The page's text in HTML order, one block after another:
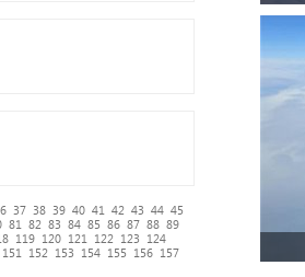
37 38 39 40 41 42 43 44 45
81 82 83 84 85 86 87 88 89
119 120 121 122 123
124
151 152 153 154 155 156 157